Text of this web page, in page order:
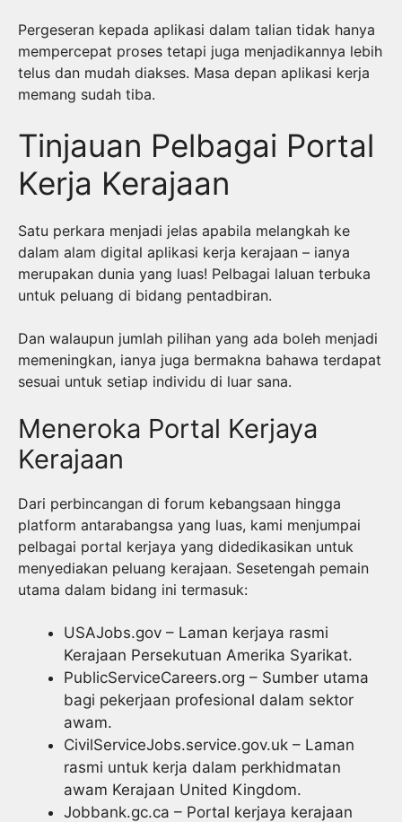
Pergeseran kepada aplikasi dalam talian tidak hanya
mempercepat proses tetapi juga menjadikannya lebih
telus dan mudah diakses. Masa depan aplikasi kerja
memang sudah tiba.
Tinjauan Pelbagai Portal
Kerja Kerajaan
Satu perkara menjadi jelas apabila melangkah ke
dalam alam digital aplikasi kerja kerajaan – ianya
merupakan dunia yang luas! Pelbagai laluan terbuka
untuk peluang di bidang pentadbiran.
Dan walaupun jumlah pilihan yang ada boleh menjadi
memeningkan, ianya juga bermakna bahawa terdapat
sesuai untuk setiap individu di luar sana.
Meneroka Portal Kerjaya
Kerajaan
Dari perbincangan di forum kebangsaan hingga
platform antarabangsa yang luas, kami menjumpai
pelbagai portal kerjaya yang didedikasikan untuk
menyediakan peluang kerajaan. Sesetengah pemain
utama dalam bidang ini termasuk:
USAJobs.gov – Laman kerjaya rasmi
Kerajaan Persekutuan Amerika Syarikat.
PublicServiceCareers.org – Sumber utama
bagi pekerjaan profesional dalam sektor
awam.
CivilServiceJobs.service.gov.uk – Laman
rasmi untuk kerja dalam perkhidmatan
awam Kerajaan United Kingdom.
Jobbank.gc.ca – Portal kerjaya kerajaan